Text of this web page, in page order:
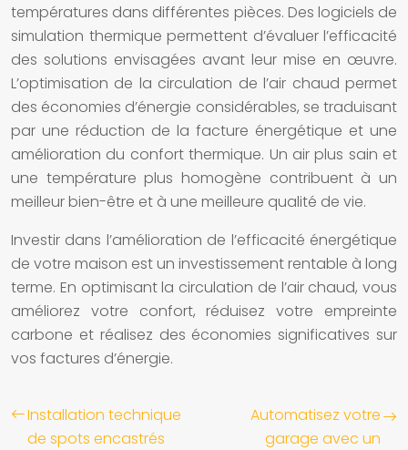
températures dans différentes pièces. Des logiciels de
simulation thermique permettent d’évaluer l’efficacité
des solutions envisagées avant leur mise en œuvre.
L’optimisation de la circulation de l’air chaud permet
des économies d’énergie considérables, se traduisant
par une réduction de la facture énergétique et une
amélioration du confort thermique. Un air plus sain et
une température plus homogène contribuent à un
meilleur bien-être et à une meilleure qualité de vie.
Investir dans l’amélioration de l’efficacité énergétique
de votre maison est un investissement rentable à long
terme. En optimisant la circulation de l’air chaud, vous
améliorez votre confort, réduisez votre empreinte
carbone et réalisez des économies significatives sur
vos factures d’énergie.
Installation technique
de spots encastrés
Automatisez votre
garage avec un